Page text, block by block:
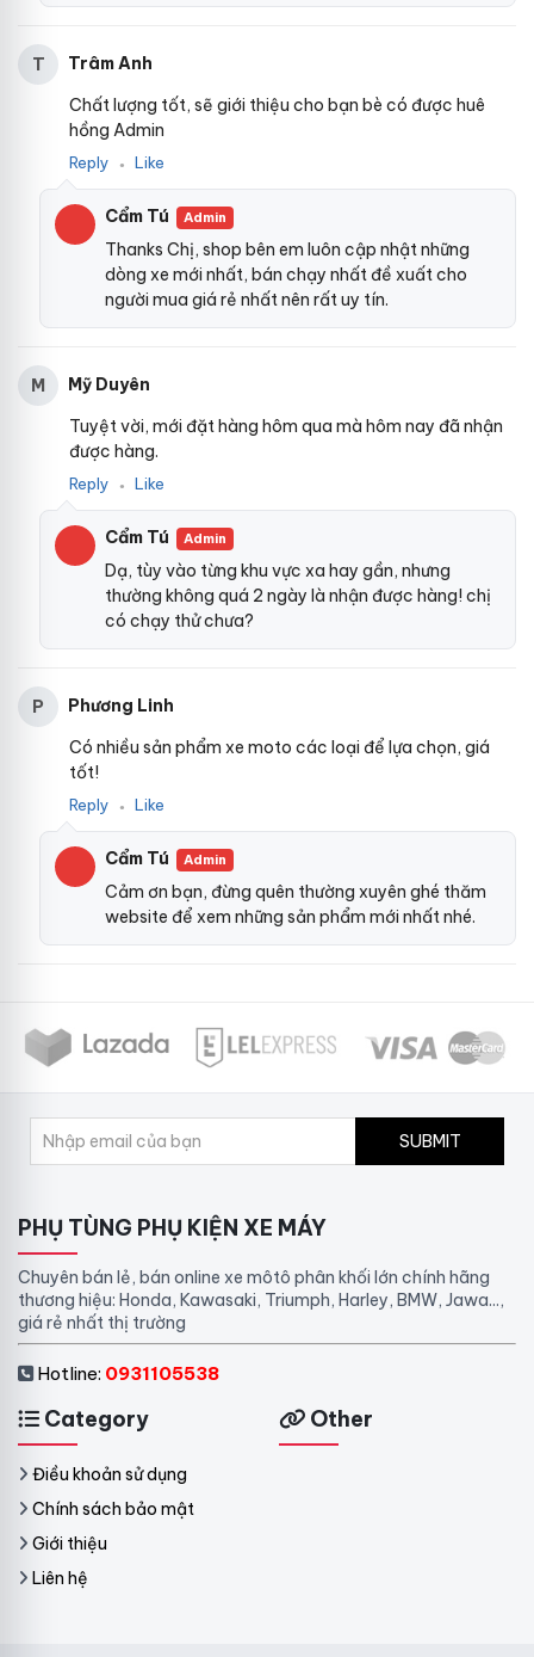
T
Trâm Anh
Chất lượng tốt, sẽ giới thiệu cho bạn bè có được huê
hồng Admin
Reply ● Like
Cẩm Tú Admin
Thanks Chị, shop bên em luôn cập nhật những
dòng xe mới nhất, bán chạy nhất đề xuất cho
người mua giá rẻ nhất nên rất uy tín.
M
Mỹ Duyên
Tuyệt vời, mới đặt hàng hôm qua mà hôm nay đã nhận
được hàng.
Reply ● Like
Cẩm Tú Admin
Dạ, tùy vào từng khu vực xa hay gần, nhưng
thường không quá 2 ngày là nhận được hàng! chị
có chạy thử chưa?
P
Phương Linh
Có nhiều sản phẩm xe moto các loại để lựa chọn, giá
tốt!
Reply ● Like
Cẩm Tú Admin
Cảm ơn bạn, đừng quên thường xuyên ghé thăm
website để xem những sản phẩm mới nhất nhé.
SUBMIT
PHỤ TÙNG PHỤ KIỆN XE MÁY
Chuyên bán lẻ, bán online xe môtô phân khối lớn chính hãng
thương hiệu: Honda, Kawasaki, Triumph, Harley, BMW, Jawa...,
giá rẻ nhất thị trường
Hotline: 0931105538
Category
Điều khoản sử dụng
Chính sách bảo mật
Giới thiệu
Liên hệ
Other